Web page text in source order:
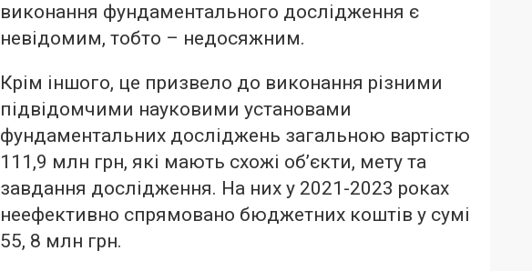
виконання фундаментального дослідження є
невідомим, тобто – недосяжним.
Крім іншого, це призвело до виконання різними
підвідомчими науковими установами
фундаментальних досліджень загальною вартістю
111,9 млн грн, які мають схожі об’єкти, мету та
завдання дослідження. На них у 2021-2023 роках
неефективно спрямовано бюджетних коштів у сумі
55, 8 млн грн.